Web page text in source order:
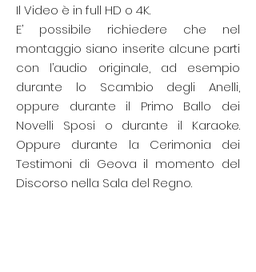
Il Video è in full HD o 4K.
E’ possibile richiedere che nel
montaggio siano inserite alcune parti
con l’audio originale, ad esempio
durante lo Scambio degli Anelli,
oppure durante il Primo Ballo dei
Novelli Sposi o durante il Karaoke.
Oppure durante la Cerimonia dei
Testimoni di Geova il momento del
Discorso nella Sala del Regno.